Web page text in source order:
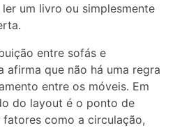
um livro ou simplesmente
entre sofás e
afirma que não há uma regra
entre os móveis. Em
do layout é o ponto de
como a circulação,